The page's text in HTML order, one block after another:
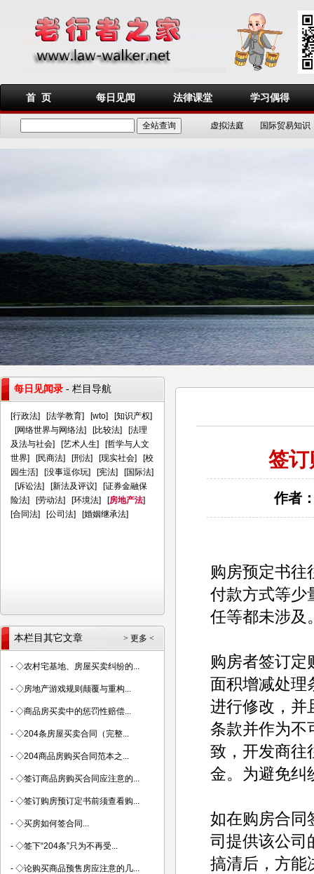
首 页 每日见闻 法律课堂 学习偶得
虚拟法庭 国际贸易知识
签订
作者
购房预定书往
付款方式等少
任等都未涉及
购房者签订定
面积增减处理
进行修改，并
条款并作为不
致，开发商往
金。为避免纠
如在购房合同
司提供该公司
搞清后，方能
每日见闻录 - 栏目导航
[行政法] [法学教育] [wto] [知识产权]
[网络世界与网络法] [比较法] [法理
及法与社会] [艺术人生] [哲学与人文
世界] [民商法] [刑法] [现实社会] [校
园生活] [没事逗你玩] [宪法] [国际法]
[诉讼法] [新法及评议] [证券金融保
险法] [劳动法] [环境法] [房地产法]
[合同法] [公司法] [婚姻继承法]
> 更多 <
本栏目其它文章
- ◇农村宅基地、房屋买卖纠纷的...
- ◇房地产游戏规则颠覆与重构...
- ◇商品房买卖中的惩罚性赔偿...
- ◇204条房屋买卖合同（完整...
- ◇204商品房购买合同范本之...
- ◇签订商品房购买合同应注意的...
- ◇签订购房预订定书前须查看购...
- ◇买房如何签合同...
- ◇签下“204条”只为不再受...
- ◇论购买商品预售房应注意的几...